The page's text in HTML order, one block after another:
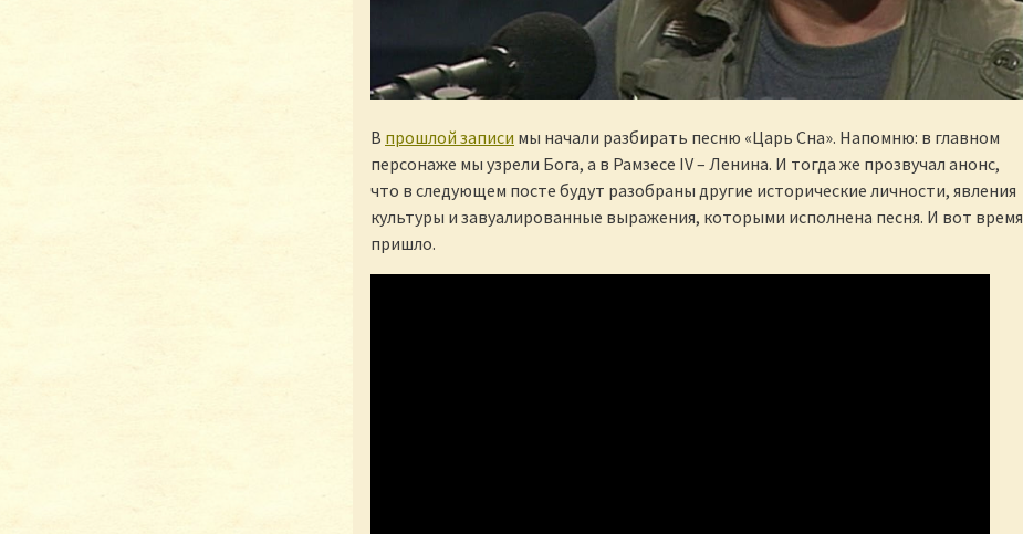
В прошлой записи мы начали разбирать песню «Царь Сна». Напомню: в главном
персонаже мы узрели Бога, а в Рамзесе IV – Ленина. И тогда же прозвучал анонс,
что в следующем посте будут разобраны другие исторические личности, явления
культуры и завуалированные выражения, которыми исполнена песня. И вот время
пришло.